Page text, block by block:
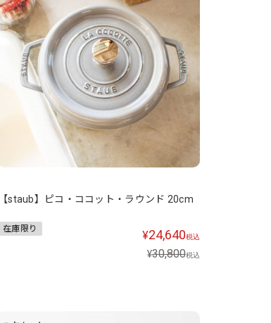
【staub】ピコ・ココット・ラウンド 20cm
在庫限り ¥24,640税込
¥30,800税込